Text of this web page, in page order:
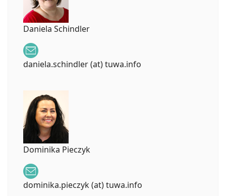
Daniela Schindler
daniela.schindler (at) tuwa.info
Dominika Pieczyk
dominika.pieczyk (at) tuwa.info